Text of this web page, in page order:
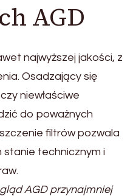
AGD
najwyższej jakości, z
Osadzający się
niewłaściwe
do poważnych
filtrów pozwala
technicznym i
AGD przynajmniej